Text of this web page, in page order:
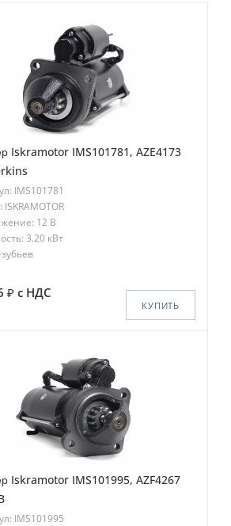
Iskramotor IMS101781, AZE4173
IMS101781
ISKRAMOTOR
12 В
3.20 кВт
с НДС
КУПИТЬ
Iskramotor IMS101995, AZF4267
IMS101995